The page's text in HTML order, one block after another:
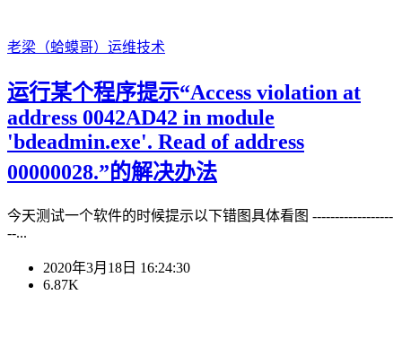
老梁（蛤蟆哥） 运维技术
运行某个程序提示“Access violation at
address 0042AD42 in module
'bdeadmin.exe'. Read of address
00000028.”的解决办法
今天测试一个软件的时候提示以下错图具体看图 ------------------
--...
2020年3月18日 16:24:30
6.87K